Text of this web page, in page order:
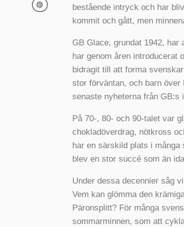
bestående intryck och har
kommit och gått, men
GB Glace, grundat 1942,
har genom åren introducerat
bidragit till att forma
stor förväntan, och barn över
senaste nyheterna från GB:s
På 70-, 80- och 90-talet var
chokladöverdrag, nötkross
har en särskild plats i
blev en stor succé som än
Under dessa decennier såg
Vem kan glömma den
Päronsplitt? För många
sommarminnen, som att